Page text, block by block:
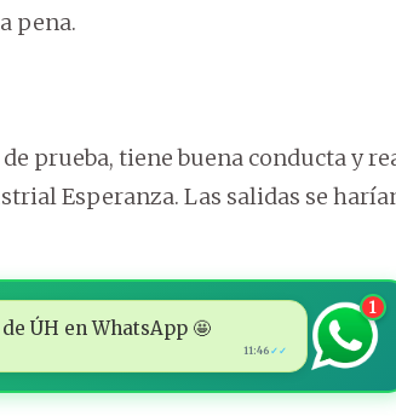
pena.
prueba, tiene buena conducta y
Esperanza. Las salidas se
ÚH en WhatsApp 🤩
11:46 ✓✓
1